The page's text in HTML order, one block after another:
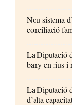
Nou sistema
conciliació
La Diputació
bany en rius i
La Diputació
d’alta